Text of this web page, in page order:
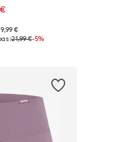
+1
XS, S, M, L
€
:21,99 €-5%